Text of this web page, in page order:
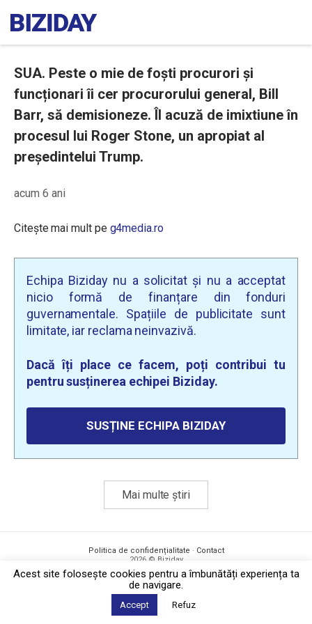
SUA. Peste o mie de foști procurori și
funcționari îi cer procurorului general, Bill
Barr, să demisioneze. Îl acuză de imixtiune în
procesul lui Roger Stone, un apropiat al
președintelui Trump.
acum 6 ani
Citește mai mult pe g4media.ro
Echipa Biziday nu a solicitat și nu a acceptat
nicio formă de finanțare din fonduri
guvernamentale. Spațiile de publicitate sunt
limitate, iar reclama neinvazivă.
Dacă îți place ce facem, poți contribui tu
pentru susținerea echipei Biziday.
SUSȚINE ECHIPA BIZIDAY
Mai multe știri
Politica de confidențialitate · Contact
2026 © Biziday
Acest site foloseşte cookies pentru a îmbunătăți experiența ta
de navigare.
Accept Refuz